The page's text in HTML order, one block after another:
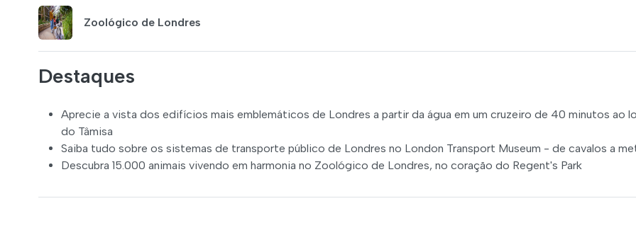
Zoológico de Londres
Destaques
Aprecie a vista dos edifícios mais emblemáticos de Londres a partir da água em um cruzeiro de 40 minutos ao
do Tâmisa
Saiba tudo sobre os sistemas de transporte público de Londres no London Transport Museum - de cavalos a
Descubra 15.000 animais vivendo em harmonia no Zoológico de Londres, no coração do Regent's Park